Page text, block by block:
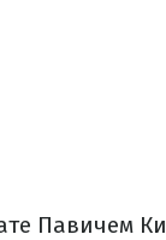
Павичем